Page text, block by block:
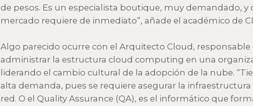
de pesos. Es un especialista boutique, muy demandado, y
mercado requiere de inmediato”, añade el académico de
Algo parecido ocurre con el Arquitecto Cloud, responsable
administrar la estructura cloud computing en una
liderando el cambio cultural de la adopción de la nube.
alta demanda, pues se requiere asegurar la infraestructura
red. O el Quality Assurance (QA), es el informático que